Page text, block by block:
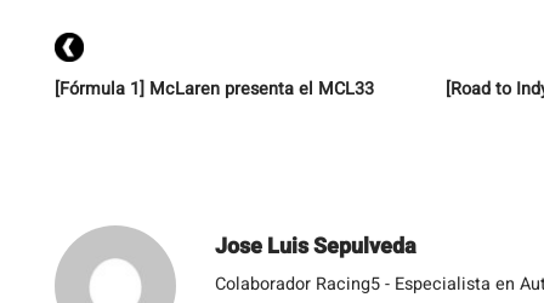
[Fórmula 1] McLaren presenta el MCL33 [Road to
Jose Luis Sepulveda
Colaborador Racing5 - Especialista en